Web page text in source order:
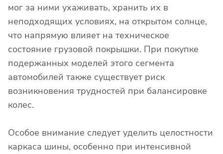
мог за ними ухаживать, хранить их в
неподходящих условиях, на открытом солнце,
что напрямую влияет на техническое
состояние грузовой покрышки. При покупке
подержанных моделей этого сегмента
автомобилей также существует риск
возникновения трудностей при балансировке
колес.
Особое внимание следует уделить целостности
каркаса шины, особенно при интенсивной